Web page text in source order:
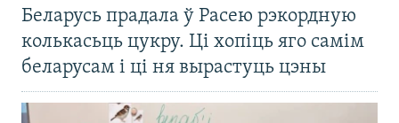
Беларусь прадала ў Расею рэкордную
колькасьць цукру. Ці хопіць яго самім
беларусам і ці ня вырастуць цэны